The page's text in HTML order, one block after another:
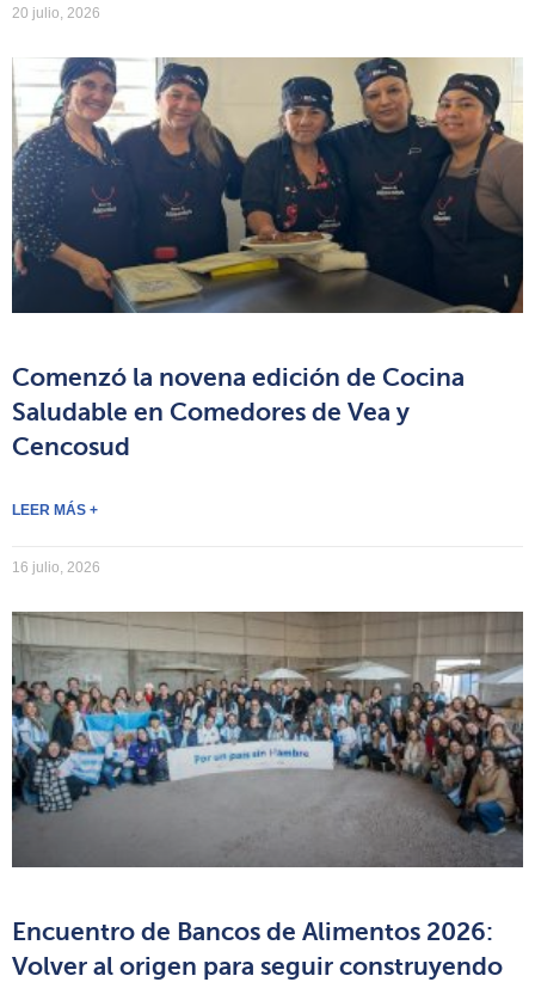
20 julio, 2026
Comenzó la novena edición de Cocina
Saludable en Comedores de Vea y
Cencosud
LEER MÁS +
16 julio, 2026
Encuentro de Bancos de Alimentos 2026:
Volver al origen para seguir construyendo